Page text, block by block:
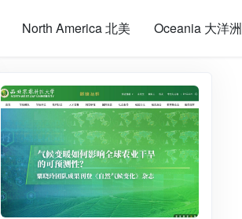
North America 北美 Oceania 大洋洲